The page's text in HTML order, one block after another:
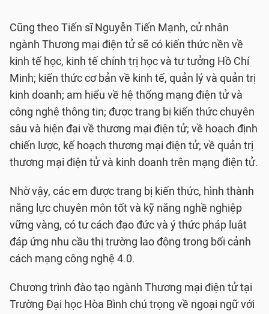
Cũng theo Tiến sĩ Nguyễn Tiến Mạnh, cử nhân
ngành Thương mại điện tử sẽ có kiến thức nền về
kinh tế học, kinh tế chính trị học và tư tưởng Hồ Chí
Minh; kiến thức cơ bản về kinh tế, quản lý và quản trị
kinh doanh; am hiểu về hệ thống mạng điện tử và
công nghệ thông tin; được trang bị kiến thức chuyên
sâu và hiện đại về thương mại điện tử; về hoạch định
chiến lược, kế hoạch thương mại điện tử; về quản trị
thương mại điện tử và kinh doanh trên mạng điện tử.
Nhờ vậy, các em được trang bị kiến thức, hình thành
năng lực chuyên môn tốt và kỹ năng nghề nghiệp
vững vàng, có tư cách đạo đức và ý thức pháp luật
đáp ứng nhu cầu thị trường lao động trong bối cảnh
cách mạng công nghệ 4.0.
Chương trình đào tạo ngành Thương mại điện tử tại
Trường Đại học Hòa Bình chú trọng về ngoại ngữ với